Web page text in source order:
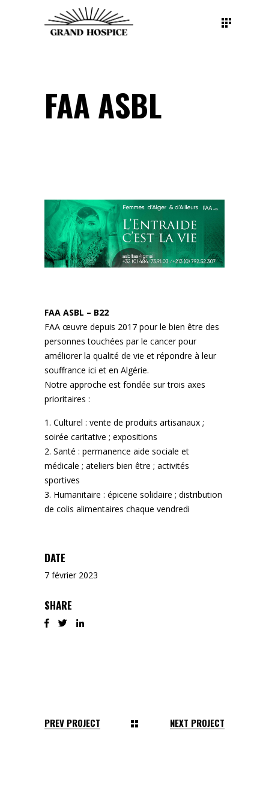
FAA ASBL
FAA ASBL – B22
FAA œuvre depuis 2017 pour le bien être des
personnes touchées par le cancer pour
améliorer la qualité de vie et répondre à leur
souffrance ici et en Algérie.
Notre approche est fondée sur trois axes
prioritaires :
Culturel : vente de produits artisanaux ;
soirée caritative ; expositions
Santé : permanence aide sociale et
médicale ; ateliers bien être ; activités
sportives
Humanitaire : épicerie solidaire ; distribution
de colis alimentaires chaque vendredi
DATE
7 février 2023
SHARE
PREV PROJECT NEXT PROJECT